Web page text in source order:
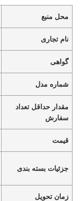
محل منبع
نام تجاری
گواهی
شماره مدل
مقدار حداقل تعداد
سفارش
قیمت
جزئیات بسته بندی
زمان تحویل